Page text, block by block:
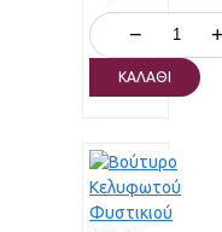
− +
ΚΑΛΆΘΙ